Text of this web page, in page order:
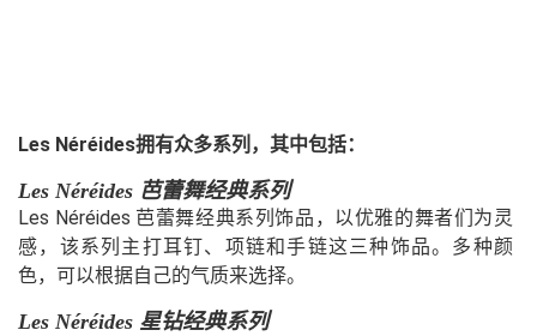
Les Néréides拥有众多系列，其中包括：
Les Néréides 芭蕾舞经典系列
Les Néréides 芭蕾舞经典系列饰品，以优雅的舞者们为灵
感，该系列主打耳钉、项链和手链这三种饰品。多种颜
色，可以根据自己的气质来选择。
Les Néréides 星钻经典系列